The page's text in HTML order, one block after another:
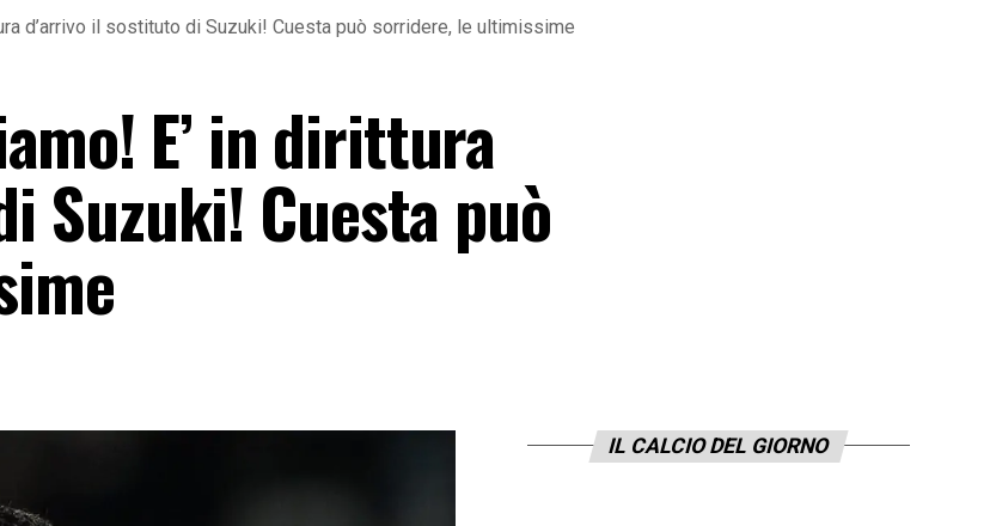
d’arrivo il sostituto di Suzuki! Cuesta può sorridere, le ultimissime
E’ in dirittura
Suzuki! Cuesta può
IL CALCIO DEL GIORNO